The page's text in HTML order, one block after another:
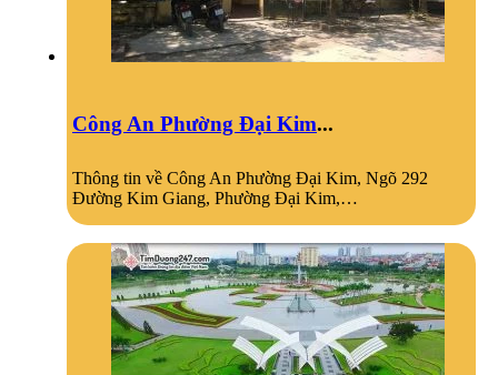
Công An Phường Đại Kim...
Thông tin về Công An Phường Đại Kim, Ngõ 292
Đường Kim Giang, Phường Đại Kim,…